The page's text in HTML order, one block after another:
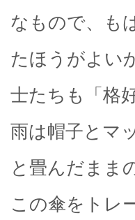
なもので、も
たほうがよい
士たちも「格
雨は帽子とマ
と畳んだまま
この傘をトレ